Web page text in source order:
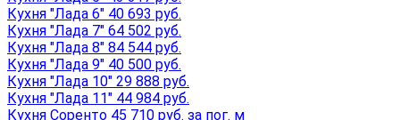
Кухня "Лада 6" 40 693 руб.
Кухня "Лада 7" 64 502 руб.
Кухня "Лада 8" 84 544 руб.
Кухня "Лада 9" 40 500 руб.
Кухня "Лада 10" 29 888 руб.
Кухня "Лада 11" 44 984 руб.
Кухня Соренто 45 710 руб. за пог. м